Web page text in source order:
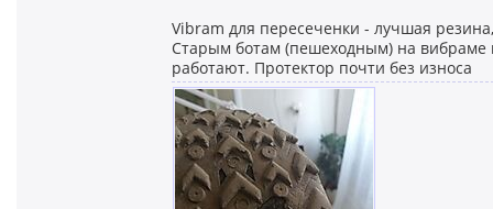
Vibram для пересеченки - лучшая
Старым ботам (пешеходным) на вибраме
работают. Протектор почти без износа